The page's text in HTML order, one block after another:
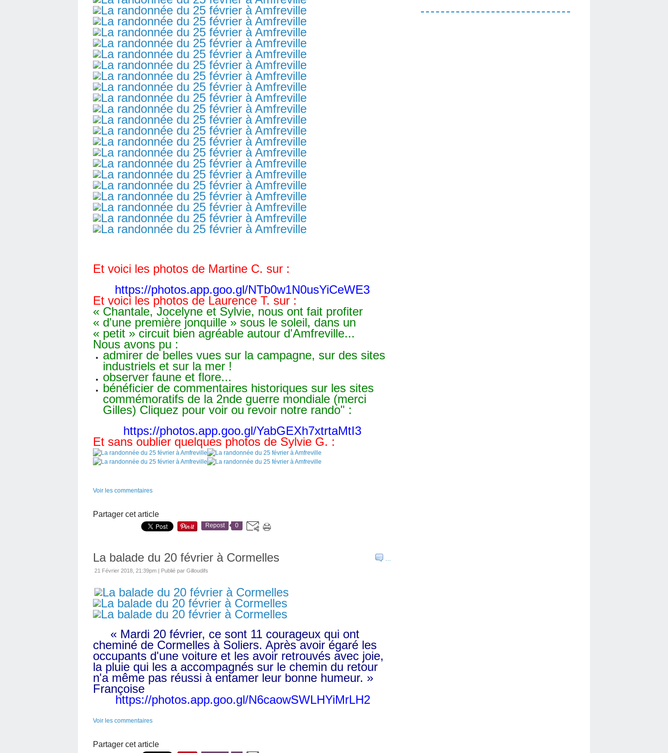
Et voici les photos de Martine C. sur :
https://photos.app.goo.gl/NTb0w1N0usYiCeWE3
Et voici les photos de Laurence T. sur :
« Chantale, Jocelyne et Sylvie, nous ont fait profiter
« d'une première jonquille » sous le soleil, dans un
« petit » circuit bien agréable autour d'Amfreville...
Nous avons pu :
admirer de belles vues sur la campagne, sur des sites
industriels et sur la mer !
observer faune et flore...
bénéficier de commentaires historiques sur les sites
commémoratifs de la 2nde guerre mondiale (merci
Gilles) Cliquez pour voir ou revoir notre rando" :
https://photos.app.goo.gl/YabGEXh7xtrtaMtI3
Et sans oublier quelques photos de Sylvie G. :
Voir les commentaires
Partager cet article
Repost 0
…
La balade du 20 février à Cormelles
21 Février 2018, 21:39pm | Publié par Gilloudifs
« Mardi 20 février, ce sont 11 courageux qui ont
cheminé de Cormelles à Soliers. Après avoir égaré les
occupants d'une voiture et les avoir retrouvés avec joie,
la pluie qui les a accompagnés sur le chemin du retour
n'a même pas réussi à entamer leur bonne humeur. »
Françoise
https://photos.app.goo.gl/N6caowSWLHYiMrLH2
Voir les commentaires
Partager cet article